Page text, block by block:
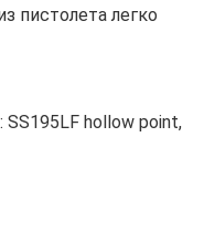
пистолета легко
hollow point,